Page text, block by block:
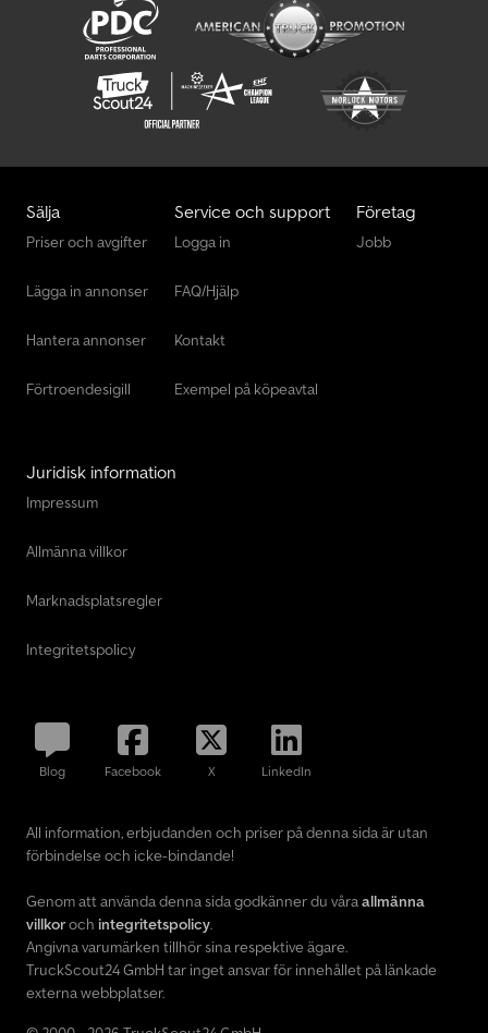
Sälja
Priser och avgifter
Lägga in annonser
Hantera annonser
Förtroendesigill
Service och support
Logga in
FAQ/Hjälp
Kontakt
Exempel på köpeavtal
Företag
Jobb
Juridisk information
Impressum
Allmänna villkor
Marknadsplatsregler
Integritetspolicy
Blog Facebook X LinkedIn
All information, erbjudanden och priser på denna sida är utan
förbindelse och icke-bindande!
Genom att använda denna sida godkänner du våra allmänna
villkoroch integritetspolicy.
Angivna varumärken tillhör sina respektive ägare.
TruckScout24 GmbH tar inget ansvar för innehållet på länkade
externa webbplatser.